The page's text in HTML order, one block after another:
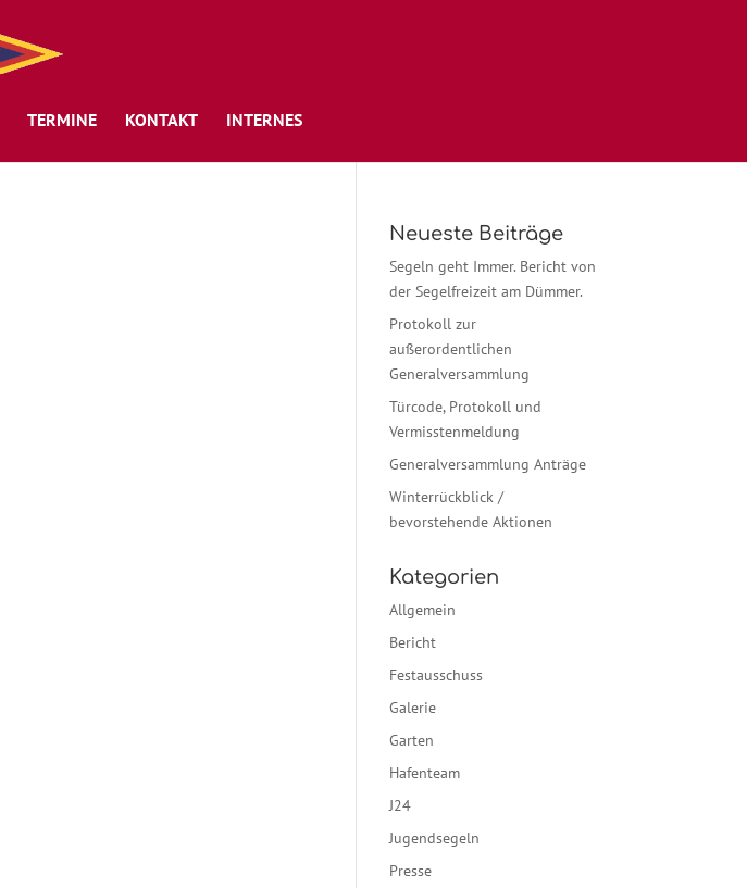
TERMINE KONTAKT INTERNES
Neueste Beiträge
Segeln geht Immer. Bericht von
der Segelfreizeit am Dümmer.
Protokoll zur
außerordentlichen
Generalversammlung
Türcode, Protokoll und
Vermisstenmeldung
Generalversammlung Anträge
Winterrückblick /
bevorstehende Aktionen
Kategorien
Allgemein
Bericht
Festausschuss
Galerie
Garten
Hafenteam
J24
Jugendsegeln
Presse